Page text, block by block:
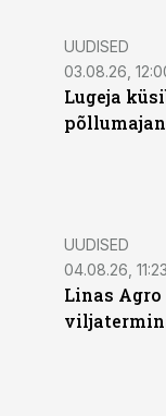
UUDISED
03.08.26,
Lugeja
UUDISED
04.08.26, 11:23
Linas